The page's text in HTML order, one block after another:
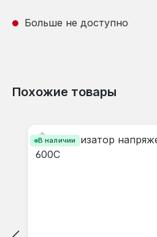
Больше не доступно
Похожие товары
В наличии